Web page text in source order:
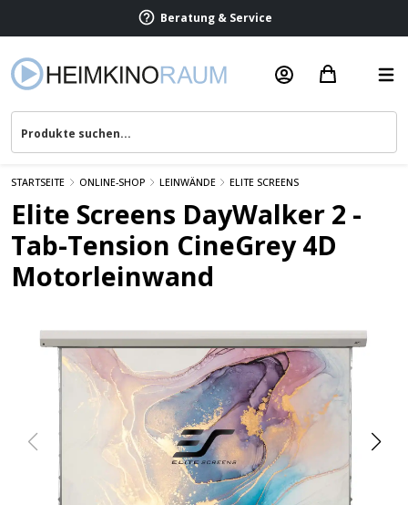
Termin vereinbaren
STARTSEITE ONLINE-SHOP LEINWÄNDE ELITE SCREENS
Elite Screens DayWalker 2 -
Tab-Tension CineGrey 4D
Motorleinwand